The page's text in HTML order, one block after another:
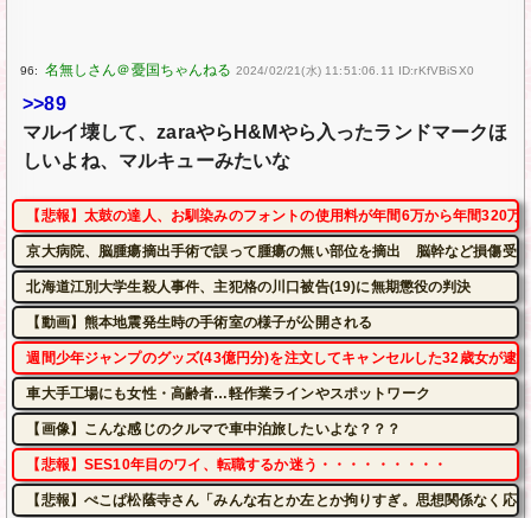
96: 2024/02/21(水) 11:51:06.11 ID:rKfVBiSX0
>>89
マルイ壊して、zaraやらH&Mやら入ったランドマークほ
しいよね、マルキューみたいな
【悲報】太鼓の達人、お馴染みのフォントの使用料が年間6万から年間320万
京大病院、脳腫瘍摘出手術で誤って腫瘍の無い部位を摘出 脳幹など損傷受
北海道江別大学生殺人事件、主犯格の川口被告(19)に無期懲役の判決
【動画】熊本地震発生時の手術室の様子が公開される
週間少年ジャンプのグッズ(43億円分)を注文してキャンセルした32歳女が逮捕
車大手工場にも女性・高齢者…軽作業ラインやスポットワーク
【画像】こんな感じのクルマで車中泊旅したいよな？？？
【悲報】SES10年目のワイ、転職するか迷う・・・・・・・・・
【悲報】ぺこぱ松蔭寺さん「みんな右とか左とか拘りすぎ。思想関係なく応